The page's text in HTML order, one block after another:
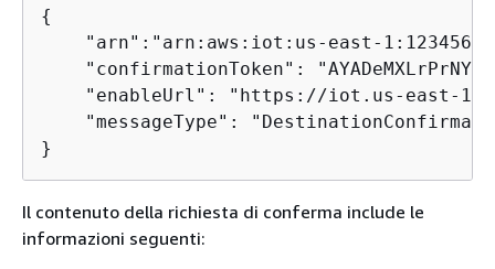
{
"arn":"arn:aws:iot:us-east-
"confirmationToken":
"enableUrl": "https://iot.us-east-
"messageType":
}
Il contenuto della richiesta di conferma include le
informazioni seguenti: